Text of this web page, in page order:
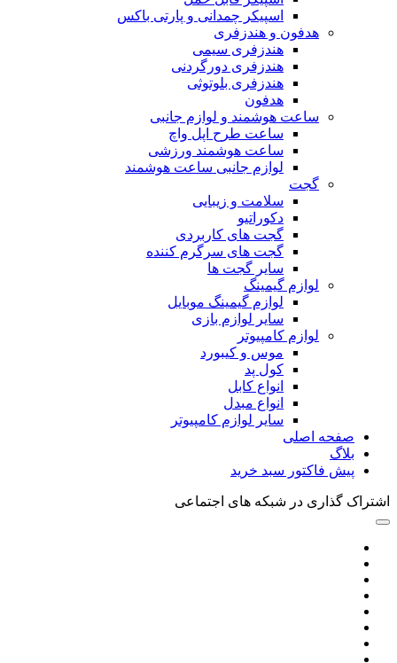
اسپیکر چمدانی و پارتی باکس
هدفون و هندزفری
هندزفری سیمی
هندزفری دورگردنی
هندزفری بلوتوثی
هدفون
ساعت هوشمند و لوازم جانبی
ساعت طرح اپل واچ
ساعت هوشمند ورزشی
لوازم جانبی ساعت هوشمند
گجت
سلامت و زیبایی
دکوراتیو
گجت های کاربردی
گجت های سرگرم کننده
سایر گجت ها
لوازم گیمینگ
لوازم گیمینگ موبایل
سایر لوازم بازی
لوازم کامپیوتر
موس و کیبورد
کول پد
انواع کابل
انواع مبدل
سایر لوازم کامپیوتر
صفحه اصلی
بلاگ
پیش فاکتور سبد خرید
اشتراک گذاری در شبکه های اجتماعی